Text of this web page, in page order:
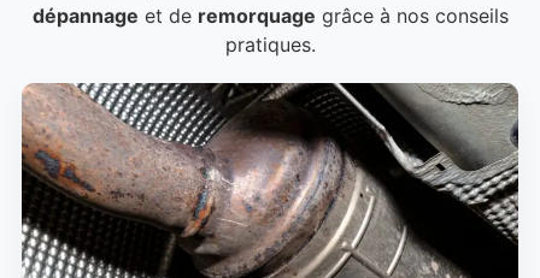
dépannage et de remorquage grâce à nos conseils
pratiques.